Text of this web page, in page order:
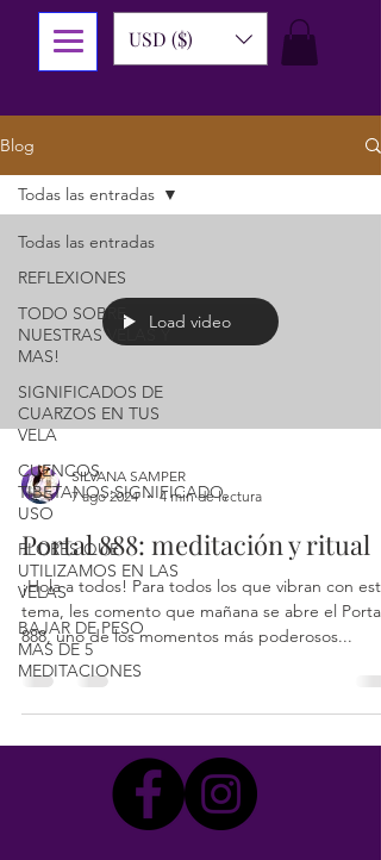
USD ($)
Blog
Todas las entradas
REFLEXIONES
TODO SOBRE
NUESTRAS VELAS Y
MAS!
SIGNIFICADOS DE
CUARZOS EN TUS
VELA
CUENCOS
TIBETANOS:SIGNIFICADO,
USO
FLORES QUE
UTILIZAMOS EN LAS
VELAS
BAJAR DE PESO
MAS DE 5
MEDITACIONES
Todas las entradas
Load video
SILVANA SAMPER
7 ago 2024
4 min de lectura
Portal 888: meditación y ritual
¡Hola a todos! Para todos los que vibran con este
tema, les comento que mañana se abre el Portal
888, uno de los momentos más poderosos...